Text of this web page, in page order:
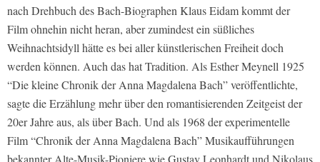
nach Drehbuch des Bach-Biographen Klaus Eidam kommt der
Film ohnehin nicht heran, aber zumindest ein süßliches
Weihnachtsidyll hätte es bei aller künstlerischen Freiheit doch
werden können. Auch das hat Tradition. Als Esther Meynell 1925
“Die kleine Chronik der Anna Magdalena Bach” veröffentlichte,
sagte die Erzählung mehr über den romantisierenden Zeitgeist der
20er Jahre aus, als über Bach. Und als 1968 der experimentelle
Film “Chronik der Anna Magdalena Bach” Musikaufführungen
bekannter Alte-Musik-Pioniere wie Gustav Leonhardt und Nikolaus